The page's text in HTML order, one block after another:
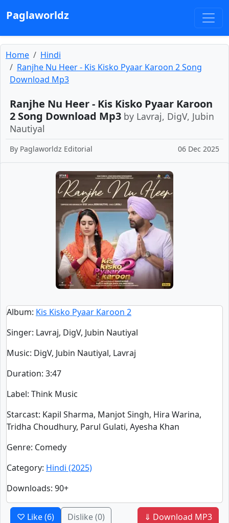
Paglaworldz
Home
Hindi
Ranjhe Nu Heer - Kis Kisko Pyaar Karoon 2 Song
Download Mp3
Ranjhe Nu Heer - Kis Kisko Pyaar Karoon
2 Song Download Mp3 by Lavraj, DigV, Jubin
Nautiyal
By Paglaworldz Editorial 06 Dec 2025
Album: Kis Kisko Pyaar Karoon 2
Singer: Lavraj, DigV, Jubin Nautiyal
Music: DigV, Jubin Nautiyal, Lavraj
Duration: 3:47
Label: Think Music
Starcast: Kapil Sharma, Manjot Singh, Hira Warina,
Tridha Choudhury, Parul Gulati, Ayesha Khan
Genre: Comedy
Category: Hindi (2025)
Downloads: 90+
♡ Like(6) Dislike(0)
⇓ Download MP3